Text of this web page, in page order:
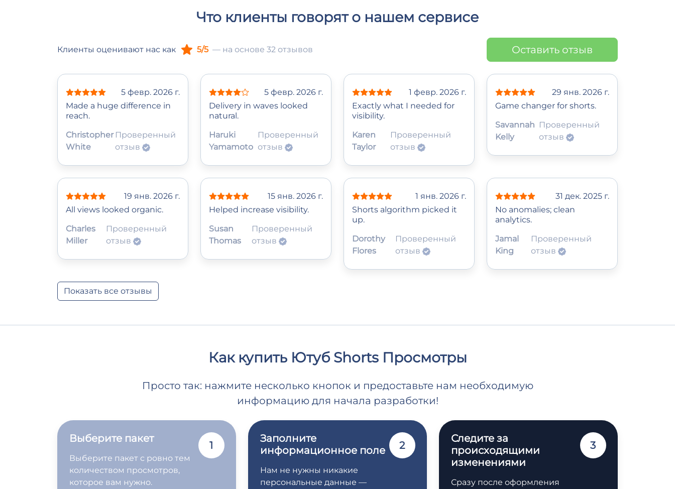
Что клиенты говорят о нашем сервисе
Клиенты оценивают нас как 5/5 — на основе 32 отзывов Оставить отзыв
5 февр. 2026 г.
Made a huge difference in
reach.
Christopher
White
Проверенный
отзыв
5 февр. 2026 г.
Delivery in waves looked
natural.
Haruki
Yamamoto
Проверенный
отзыв
1 февр. 2026 г.
Exactly what I needed for
visibility.
Karen
Taylor
Проверенный
отзыв
29 янв. 2026 г.
Game changer for shorts.
Savannah
Kelly
Проверенный
отзыв
19 янв. 2026 г.
All views looked organic.
Charles
Miller
Проверенный
отзыв
15 янв. 2026 г.
Helped increase visibility.
Susan
Thomas
Проверенный
отзыв
1 янв. 2026 г.
Shorts algorithm picked it
up.
Dorothy
Flores
Проверенный
отзыв
31 дек. 2025 г.
No anomalies; clean
analytics.
Jamal
King
Проверенный
отзыв
Показать все отзывы
Как купить Ютуб Shorts Просмотры
Просто так: нажмите несколько кнопок и предоставьте нам необходимую
информацию для начала разработки!
Выберите пакет
Выберите пакет с ровно тем
количеством просмотров,
которое вам нужно.
1
Заполните
информационное поле
Нам не нужны никакие
персональные данные —
2
Следите за
происходящими
изменениями
Сразу после оформления
3